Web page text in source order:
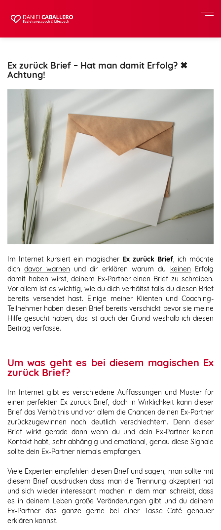
Ex zurück Brief – Hat man damit Erfolg? ✖
Achtung!
Im Internet kursiert ein magischer Ex zurück Brief, ich möchte
dichdavor warnen und dir erklären warum du keinen Erfolg
damit haben wirst, deinem Ex-Partner einen Brief zu schreiben.
Vor allem ist es wichtig, wie du dich verhältst falls du diesen Brief
bereits versendet hast. Einige meiner Klienten und Coaching-
Teilnehmer haben diesen Brief bereits verschickt bevor sie meine
Hilfe gesucht haben, das ist auch der Grund weshalb ich diesen
Beitrag verfasse.
Um was geht es bei diesem magischen Ex
zurück Brief?
Im Internet gibt es verschiedene Auffassungen und Muster für
einen perfekten Ex zurück Brief, doch in Wirklichkeit kann dieser
Brief das Verhältnis und vor allem die Chancen deinen Ex-Partner
zurückzugewinnen noch deutlich verschlechtern. Denn dieser
Brief wirkt gerade dann wenn du und dein Ex-Partner keinen
Kontakt habt, sehr abhängig und emotional, genau diese Signale
sollte dein Ex-Partner niemals empfangen.
Viele Experten empfehlen diesen Brief und sagen, man sollte mit
diesem Brief ausdrücken dass man die Trennung akzeptiert hat
und sich wieder interessant machen in dem man schreibt, dass
es in deinem Leben große Veränderungen gibt und du deinem
Ex-Partner das ganze gerne bei einer Tasse Café genauer
erklären kannst.